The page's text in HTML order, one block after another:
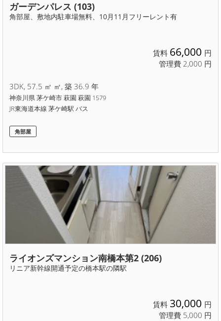
ガーデンパレス (103)
角部屋、敷地内駐車場無料、10月11月フリーレント有
賃料 66,000 円
管理費 2,000 円
3DK, 57.5 ㎡ ㎡, 築 36.9 年
神奈川県 茅ケ崎市 萩園 萩園 1579
JR東海道本線 茅ケ崎駅 バス
角部屋
ライオンズマンション南橋本第2 (206)
リニア新幹線開通予定の橋本駅の隣駅
賃料 30,000 円
管理費 5,000 円